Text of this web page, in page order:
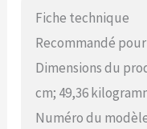
Fiche technique
Recommandé
Dimensions du
cm; 49,36
Numéro du